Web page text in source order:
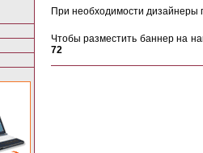
При необходимости дизайнеры
Чтобы разместить баннер на
72